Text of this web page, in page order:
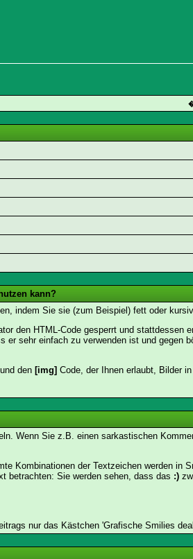
kann?
indem Sie sie (zum Beispiel) fett oder
den HTML-Code gesperrt und stattdessen
sehr einfach zu verwenden ist und gegen
den [img] Code, der Ihnen erlaubt, Bilder
Wenn Sie z.B. einen sarkastischen
Kombinationen der Textzeichen werden in
betrachten: Sie werden sehen, dass das :)
nur das Kästchen 'Grafische Smilies